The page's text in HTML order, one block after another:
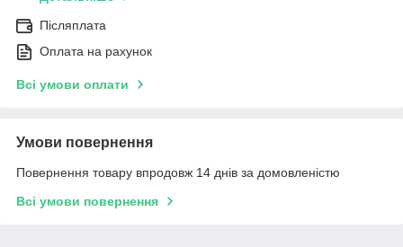
Післяплата
Оплата на рахунок
Всі умови оплати
Умови повернення
Повернення товару впродовж 14 днів за домовленістю
Всі умови повернення